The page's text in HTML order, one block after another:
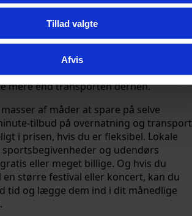
Tillad valgte
Afvis
gode oplevelser kræver store budgetter.
ikke særlig godt. Danskerne
110 millioner gange om året
tur til skoven, stranden eller en ny by
mere end transporten derhen.
af måder at spare på selve
tilbud på overnatning og transport
i prisen, hvis du er fleksibel. Lokale
sportsbegivenheder og udendørs
eller meget billige. Og hvis du
større festival eller koncert, kan du
tid og lægge dem ind i dit månedlige